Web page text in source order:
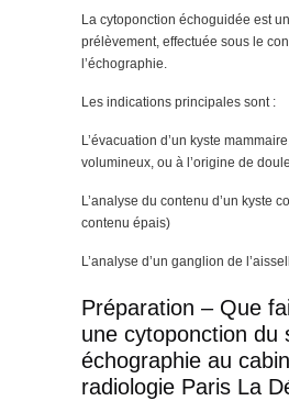
La cytoponction échoguidée est
prélèvement, effectuée sous le
l’échographie.
Les indications principales sont :
L’évacuation d’un kyste
volumineux, ou à l’origine de
L’analyse du contenu d’un kyste
contenu épais)
L’analyse d’un ganglion de
Préparation – Que
une cytoponction du
échographie au
radiologie Paris La